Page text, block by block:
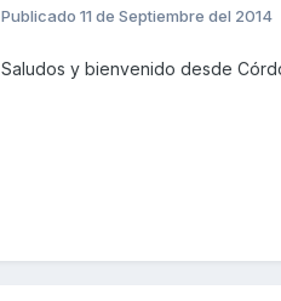
Publicado 11 de Septiembre del 2014
Saludos y bienvenido desde